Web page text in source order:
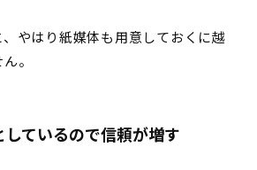
やはり紙媒体も用意しておくに越
。
ているので信頼が増す